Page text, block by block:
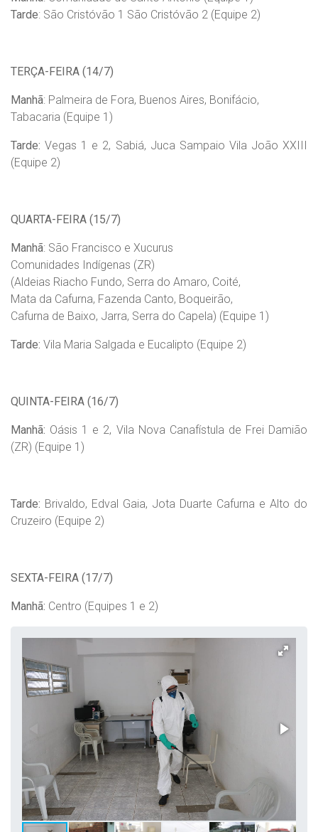
Tarde: São Cristóvão 1 São Cristóvão 2 (Equipe 2)
TERÇA-FEIRA (14/7)
Manhã: Palmeira de Fora, Buenos Aires, Bonifácio,
Tabacaria (Equipe 1)
Tarde: Vegas 1 e 2, Sabiá, Juca Sampaio Vila João XXIII
(Equipe 2)
QUARTA-FEIRA (15/7)
Manhã: São Francisco e Xucurus
Comunidades Indígenas (ZR)
(Aldeias Riacho Fundo, Serra do Amaro, Coité,
Mata da Cafurna, Fazenda Canto, Boqueirão,
Cafurna de Baixo, Jarra, Serra do Capela) (Equipe 1)
Tarde: Vila Maria Salgada e Eucalipto (Equipe 2)
QUINTA-FEIRA (16/7)
Manhã: Oásis 1 e 2, Vila Nova Canafístula de Frei Damião
(ZR) (Equipe 1)
Tarde: Brivaldo, Edval Gaia, Jota Duarte Cafurna e Alto do
Cruzeiro (Equipe 2)
SEXTA-FEIRA (17/7)
Manhã: Centro (Equipes 1 e 2)